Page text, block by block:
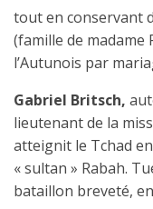
tout en conservant
(famille de madame
l’Autunois par
Gabriel Britsch,
lieutenant de la
atteignit le Tchad
« sultan » Rabah.
bataillon breveté,